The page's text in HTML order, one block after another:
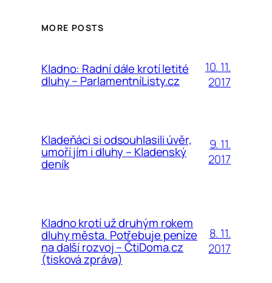
MORE POSTS
Kladno: Radní dále krotí letité
dluhy – ParlamentníListy.cz
10. 11.
2017
Kladeňáci si odsouhlasili úvěr,
umoří jím i dluhy – Kladenský
deník
9. 11.
2017
Kladno krotí už druhým rokem
dluhy města. Potřebuje peníze
na další rozvoj – ČtiDoma.cz
(tisková zpráva)
8. 11.
2017